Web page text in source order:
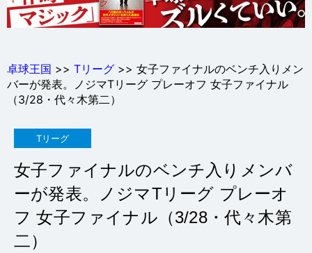
卓球王国 >> Tリーグ >> 女子ファイナルのベンチ入りメン
バーが発表。ノジマTリーグ プレーオフ 女子ファイナル
（3/28・代々木第二）
Tリーグ
女子ファイナルのベンチ入りメンバ
ーが発表。ノジマTリーグ プレーオ
フ 女子ファイナル（3/28・代々木第
二）